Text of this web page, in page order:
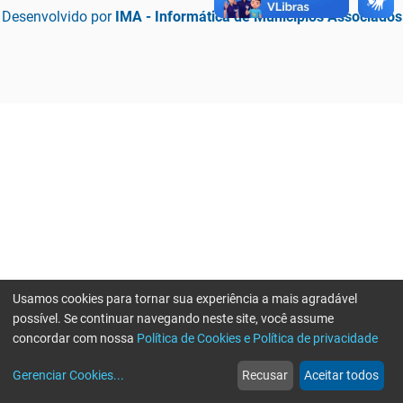
Desenvolvido por IMA - Informática de Municípios Associados
web
Notícias
more_horiz
Mais
Usamos cookies para tornar sua experiência a mais agradável
possível. Se continuar navegando neste site, você assume
concordar com nossa Política de Cookies e Política de privacidade
Gerenciar Cookies... Recusar Aceitar todos
Erro ao enviar informações, por favor tente novamente